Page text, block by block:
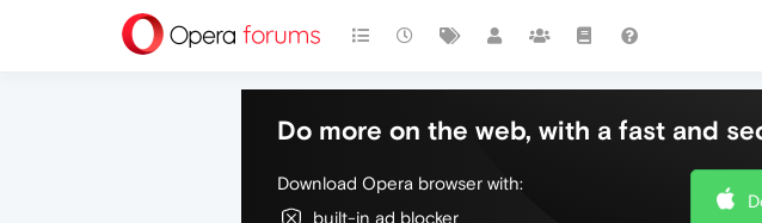
Do more on the web, with a fast and
Download Opera browser with:
built-in ad blocker